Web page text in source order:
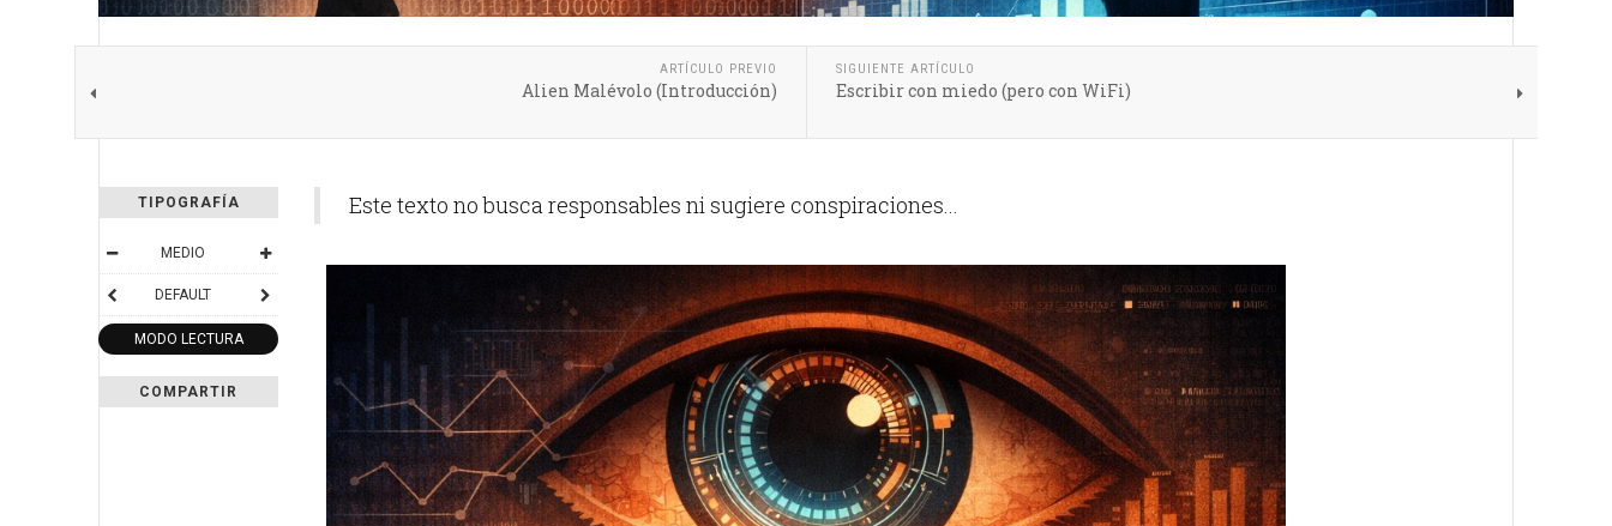
ARTÍCULO PREVIO
Alien Malévolo (Introducción)
SIGUIENTE ARTÍCULO
Escribir con miedo (pero con WiFi)
TIPOGRAFÍA
MEDIO
DEFAULT
MODO LECTURA
COMPARTIR
Este texto no busca responsables ni sugiere conspiraciones...